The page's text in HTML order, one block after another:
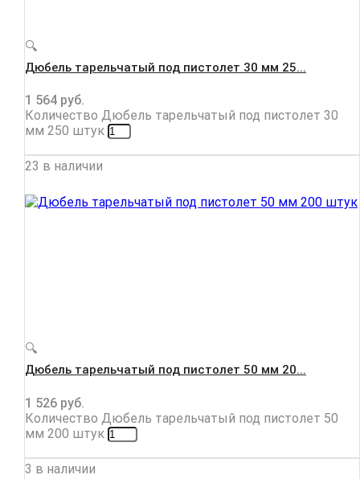
🔍
Дюбель тарельчатый под пистолет 30 мм 25...
1 564 руб.
Количество Дюбель тарельчатый под пистолет 30
мм 250 штук
23 в наличии
🔍
Дюбель тарельчатый под пистолет 50 мм 20...
1 526 руб.
Количество Дюбель тарельчатый под пистолет 50
мм 200 штук
3 в наличии